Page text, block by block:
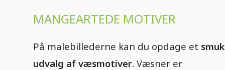
MANGEARTEDE MOTIVER
På malebillederne kan du opdage et
udvalg af væsmotiver. Væsner er